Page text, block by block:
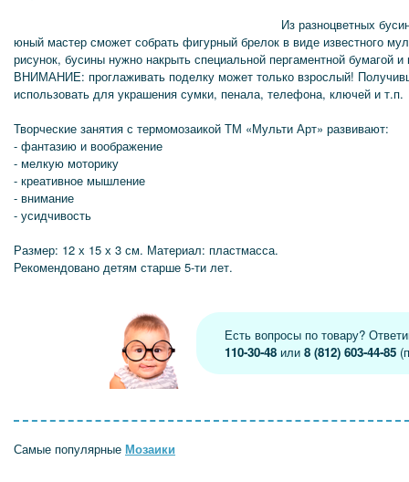
Из разноцветных
юный мастер сможет собрать фигурный брелок в виде известного
рисунок, бусины нужно накрыть специальной пергаментной бумагой
ВНИМАНИЕ: проглаживать поделку может только взрослый!
использовать для украшения сумки, пенала, телефона, ключей и т.п.
Творческие занятия с термомозаикой ТМ «Мульти Арт» развивают:
- фантазию и воображение
- мелкую моторику
- креативное мышление
- внимание
- усидчивость
Размер: 12 х 15 х 3 см. Материал: пластмасса.
Рекомендовано детям старше 5-ти лет.
Есть вопросы по товару?
110-30-48 или8 (812) 603-44-85
Самые популярные Мозаики